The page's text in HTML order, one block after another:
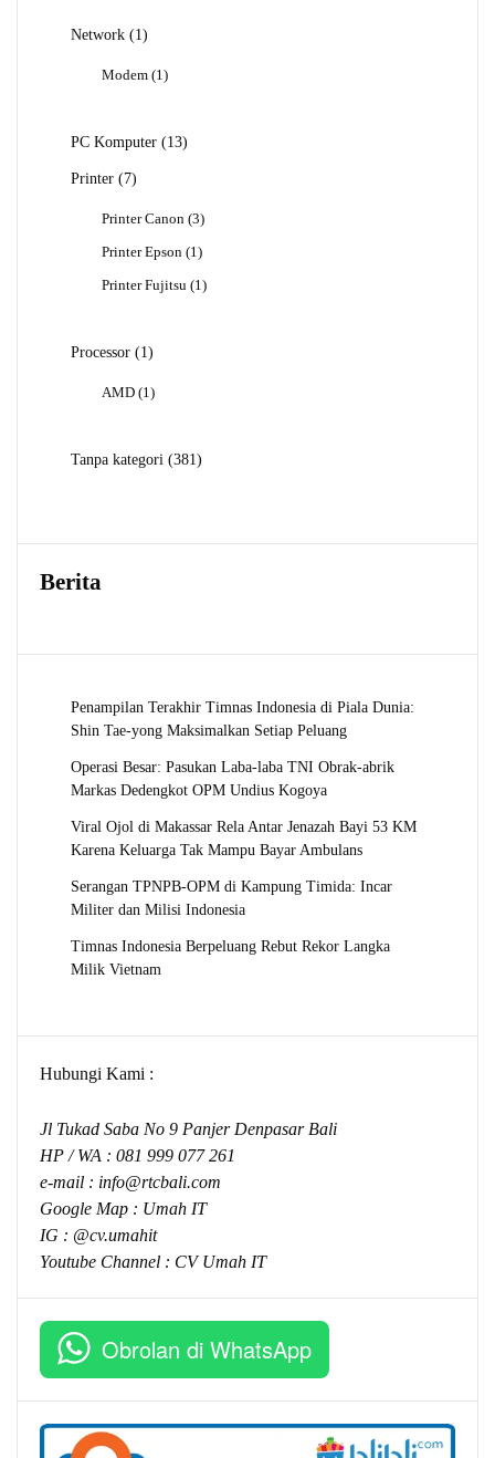
Network 11
Modem 1 1
PC Komputer 1313
Printer
77
Printer Canon 33
Printer Epson
1 1
Printer Fujitsu
1 1
Processor 11
AMD 1 1
Tanpa kategori 381381
Berita
Penampilan Terakhir Timnas Indonesia di Piala Dunia:
Shin Tae-yong Maksimalkan Setiap Peluang
Operasi Besar: Pasukan Laba-laba TNI Obrak-abrik
Markas Dedengkot OPM Undius Kogoya
Viral Ojol di Makassar Rela Antar Jenazah Bayi 53 KM
Karena Keluarga Tak Mampu Bayar Ambulans
Serangan TPNPB-OPM di Kampung Timida: Incar
Militer dan Milisi Indonesia
Timnas Indonesia Berpeluang Rebut Rekor Langka
Milik Vietnam
Hubungi Kami :
Jl Tukad Saba No 9 Panjer Denpasar Bali
HP / WA : 081 999 077 261
e-mail : info@rtcbali.com
Google Map : Umah IT
IG : @cv.umahit
Youtube Channel : CV Umah IT
Obrolan di WhatsApp